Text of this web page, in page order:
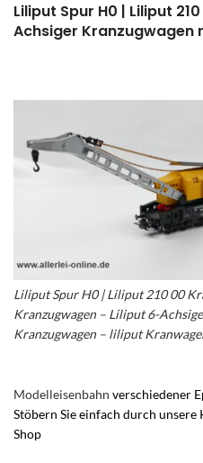
Liliput Spur H0 | Liliput
Achsiger Kranzugwagen
Liliput Spur H0 | Liliput 210 00
Kranzugwagen – Liliput 6-
Kranzugwagen – liliput
Modelleisenbahn verschiedener
Stöbern Sie einfach durch
Shop